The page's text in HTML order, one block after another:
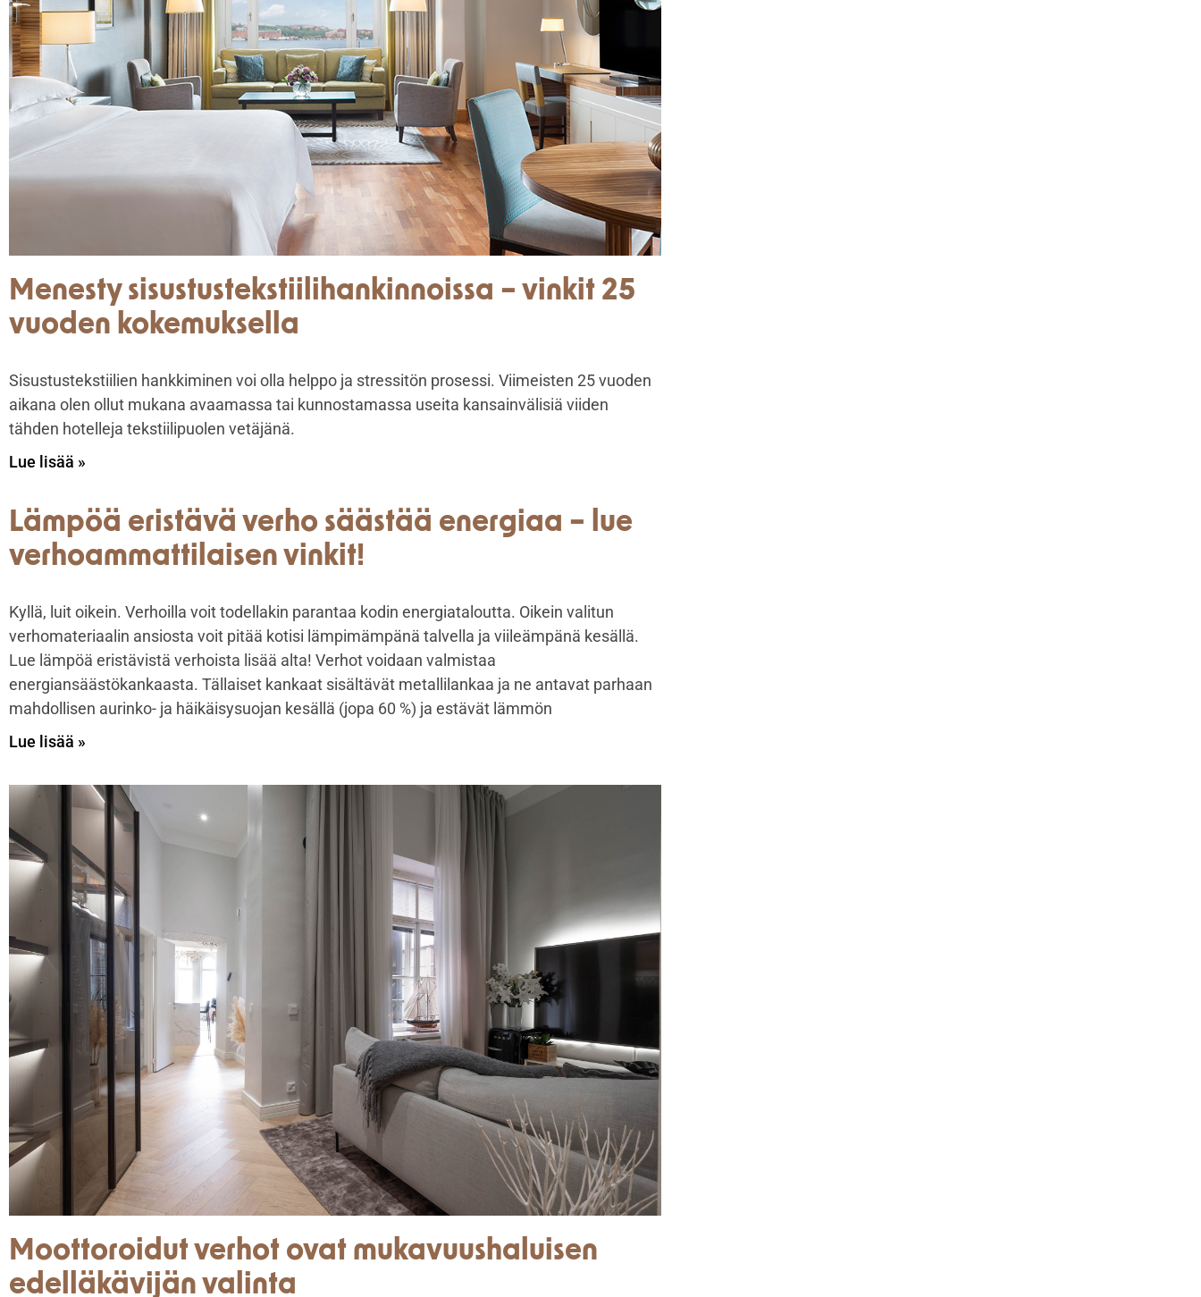
Menesty sisustustekstiilihankinnoissa – vinkit 25
vuoden kokemuksella
Sisustustekstiilien hankkiminen voi olla helppo ja stressitön prosessi. Viimeisten 25 vuoden
aikana olen ollut mukana avaamassa tai kunnostamassa useita kansainvälisiä viiden
tähden hotelleja tekstiilipuolen vetäjänä.
Lue lisää »
Lämpöä eristävä verho säästää energiaa – lue
verhoammattilaisen vinkit!
Kyllä, luit oikein. Verhoilla voit todellakin parantaa kodin energiataloutta. Oikein valitun
verhomateriaalin ansiosta voit pitää kotisi lämpimämpänä talvella ja viileämpänä kesällä.
Lue lämpöä eristävistä verhoista lisää alta! Verhot voidaan valmistaa
energiansäästökankaasta. Tällaiset kankaat sisältävät metallilankaa ja ne antavat parhaan
mahdollisen aurinko- ja häikäisysuojan kesällä (jopa 60 %) ja estävät lämmön
Lue lisää »
Moottoroidut verhot ovat mukavuushaluisen
edelläkävijän valinta